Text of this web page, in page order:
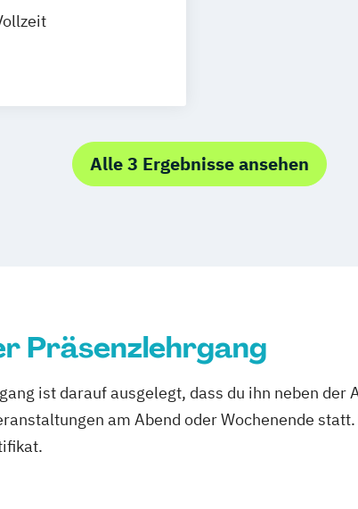
I
Alle 3 Ergebnisse ansehen
Präsenzlehrgang
ist darauf ausgelegt, dass du ihn neben der
am Abend oder Wochenende